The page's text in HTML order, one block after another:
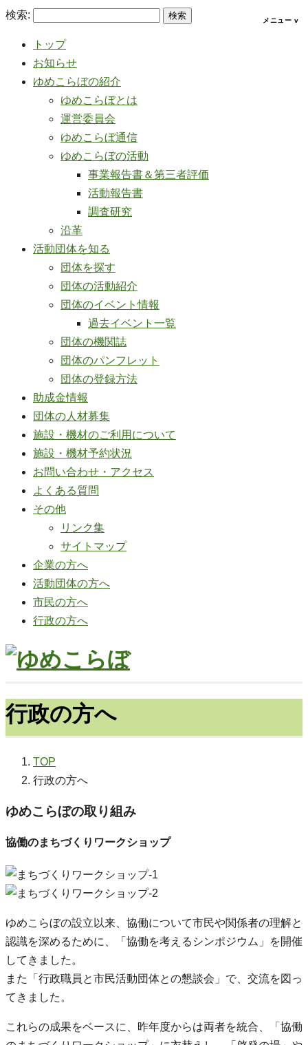
検索:
トップ
お知らせ
ゆめこらぼの紹介
ゆめこらぼとは
運営委員会
ゆめこらぼ通信
ゆめこらぼの活動
事業報告書＆第三者評価
活動報告書
調査研究
沿革
活動団体を知る
団体を探す
団体の活動紹介
団体のイベント情報
過去イベント一覧
団体の機関誌
団体のパンフレット
団体の登録方法
助成金情報
団体の人材募集
施設・機材のご利用について
施設・機材予約状況
お問い合わせ・アクセス
よくある質問
その他
リンク集
サイトマップ
企業の方へ
活動団体の方へ
市民の方へ
行政の方へ
行政の方へ
TOP
行政の方へ
ゆめこらぼの取り組み
協働のまちづくりワークショップ
ゆめこらぼの設立以来、協働について市民や関係者の理解と
認識を深めるために、「協働を考えるシンポジウム」を開催
してきました。
また「行政職員と市民活動団体との懇談会」で、交流を図っ
てきました。
これらの成果をベースに、昨年度からは両者を統合、「協働